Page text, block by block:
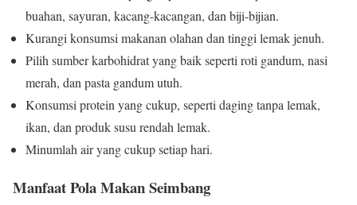
buahan, sayuran, kacang-kacangan, dan biji-bijian.
Kurangi konsumsi makanan olahan dan tinggi lemak jenuh.
Pilih sumber karbohidrat yang baik seperti roti gandum, nasi
merah, dan pasta gandum utuh.
Konsumsi protein yang cukup, seperti daging tanpa lemak,
ikan, dan produk susu rendah lemak.
Minumlah air yang cukup setiap hari.
Manfaat Pola Makan Seimbang